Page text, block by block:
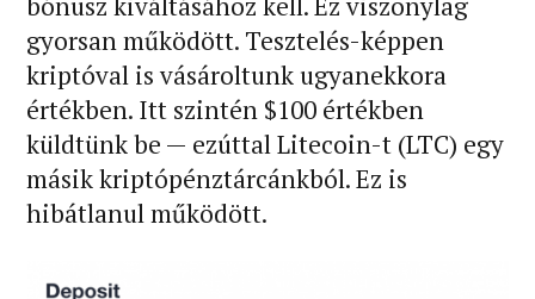
gyorsan működött. Tesztelés-képpen
kriptóval is vásároltunk ugyanekkora
értékben. Itt szintén $100 értékben
küldtünk be — ezúttal Litecoin-t (LTC) egy
másik kriptópénztárcánkból. Ez is
hibátlanul működött.